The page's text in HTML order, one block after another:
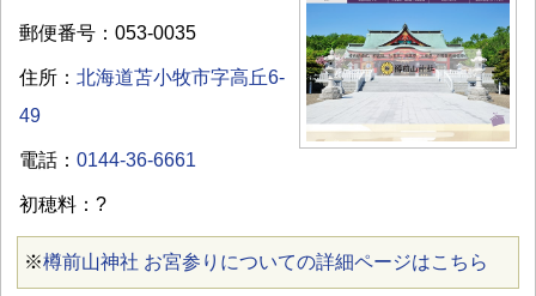
郵便番号：053-0035
住所： 北海道苫小牧市字高丘6-
49
電話： 0144-36-6661
初穂料：?
※樽前山神社 お宮参りについての詳細ページはこちら